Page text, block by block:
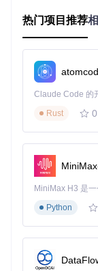
准备工作自检清单
[ ] 项目文件夹
[ ] 虚拟环境激
[ ] 依赖包安装
[ ] Python版本
n验证）
开始备份：
1. 选择适合你的
根据你的需求选
# 交互模式（推
python main.py
# 脚本模式（适
热门项目推荐
Rust
0
Python